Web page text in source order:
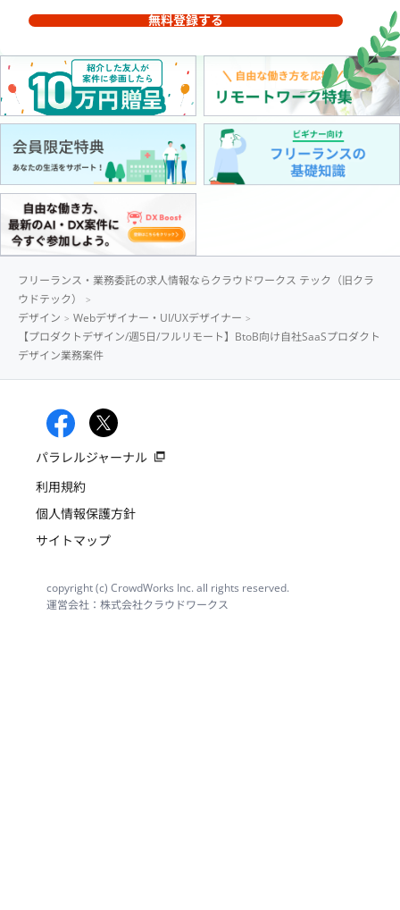
無料登録する
フリーランス・業務委託の求人情報ならクラウドワークス テック（旧クラ
ウドテック）
デザイン
Webデザイナー・UI/UXデザイナー
【プロダクトデザイン/週5日/フルリモート】BtoB向け自社SaaSプロダクト
デザイン業務案件
パラレルジャーナル
利用規約
個人情報保護方針
サイトマップ
copyright (c) CrowdWorks Inc. all rights reserved.
運営会社：株式会社クラウドワークス